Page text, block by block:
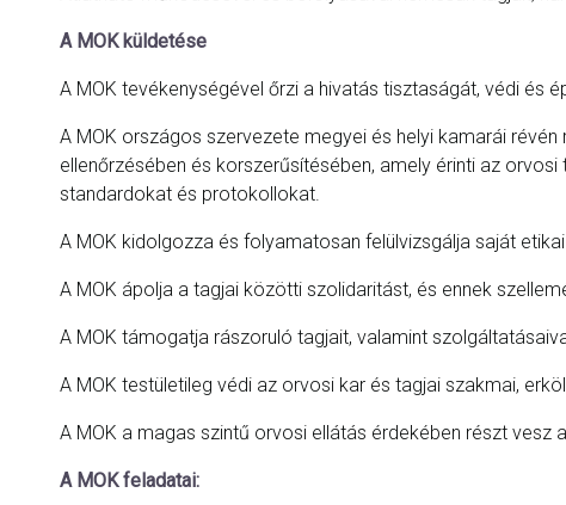
A MOK küldetése
A MOK tevékenységével őrzi a hivatás tisztaságát, védi és
A MOK országos szervezete megyei és helyi kamarái
ellenőrzésében és korszerűsítésében, amely érinti az
standardokat és protokollokat.
A MOK kidolgozza és folyamatosan felülvizsgálja saját
A MOK ápolja a tagjai közötti szolidaritást, és ennek
A MOK támogatja rászoruló tagjait, valamint
A MOK testületileg védi az orvosi kar és tagjai szakmai,
A MOK a magas szintű orvosi ellátás érdekében részt
A MOK feladatai: